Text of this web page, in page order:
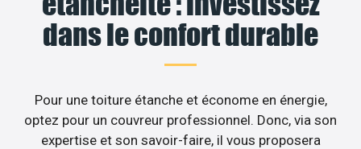
dans le confort durable
Pour une toiture étanche et économe en énergie,
optez pour un couvreur professionnel. Donc, via son
expertise et son savoir-faire, il vous proposera